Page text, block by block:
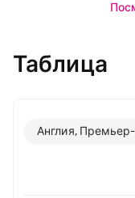
Таблица
Англия,